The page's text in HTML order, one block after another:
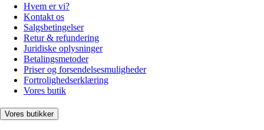
Hvem er vi?
Kontakt os
Salgsbetingelser
Retur & refundering
Juridiske oplysninger
Betalingsmetoder
Priser og forsendelsesmuligheder
Fortrolighedserklæring
Vores butik
Vores butikker